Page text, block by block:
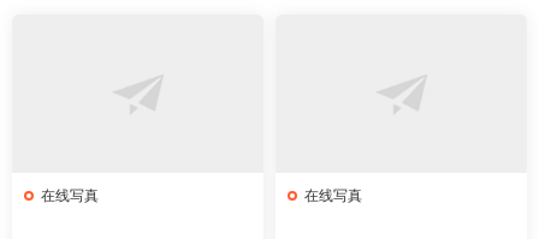
在线写真 在线写真